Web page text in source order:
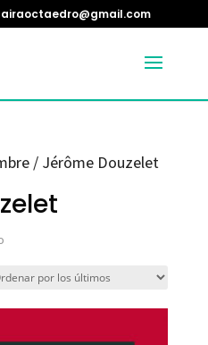
/ Jérôme Douzelet